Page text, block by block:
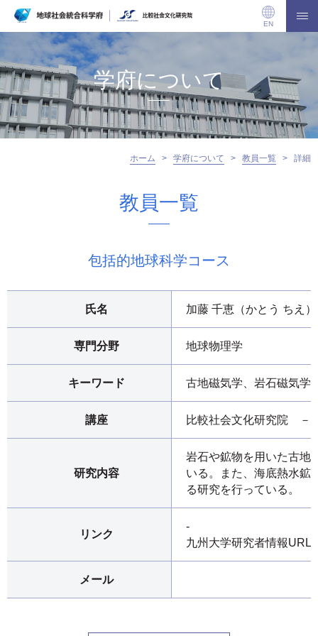
EN
学府について
ホーム > 学府について > 教員一覧 > 詳細
教員一覧
包括的地球科学コース
氏名 加藤 千恵（かとう ちえ）
専門分野 地球物理学
キーワード 古地磁気学、岩石磁気学
講座 比較社会文化研究院
研究内容
岩石や鉱物を用いた古地
いる。また、海底熱水鉱
る研究を行っている。
リンク
-
九州大学研究者情報URL
メール